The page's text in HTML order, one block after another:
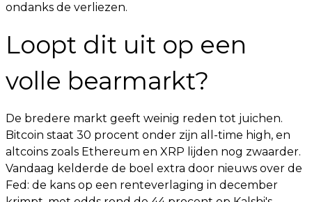
ondanks de verliezen.
Loopt dit uit op een
volle bearmarkt?
De bredere markt geeft weinig reden tot juichen.
Bitcoin staat 30 procent onder zijn all-time high, en
altcoins zoals Ethereum en XRP lijden nog zwaarder.
Vandaag kelderde de boel extra door nieuws over de
Fed: de kans op een renteverlaging in december